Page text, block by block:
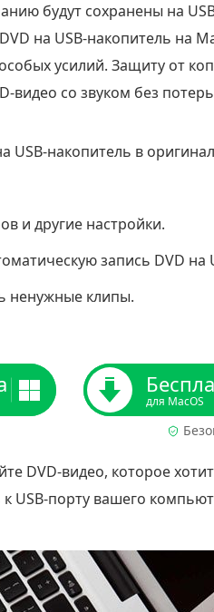
будут сохранены на
на USB-накопитель на
усилий. Защиту от
видео со звуком без
накопитель в
и другие настройки.
запись DVD на
ненужные клипы.
для MacOS
DVD-видео, которое
USB-порту вашего